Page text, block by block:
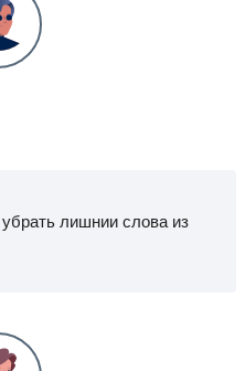
лишнии слова из